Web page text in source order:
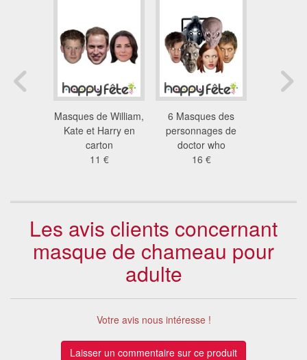
Masques de William,
Kate et Harry en
carton
11 €
6 Masques des
personnages de
doctor who
16 €
Les avis clients concernant
masque de chameau pour
adulte
Votre avis nous intéresse !
Laisser un commentaire sur ce produit